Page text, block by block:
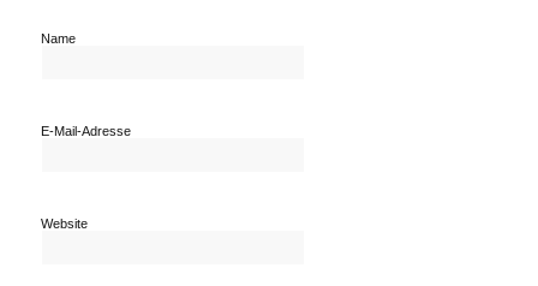
Name
E-Mail-Adresse
Website